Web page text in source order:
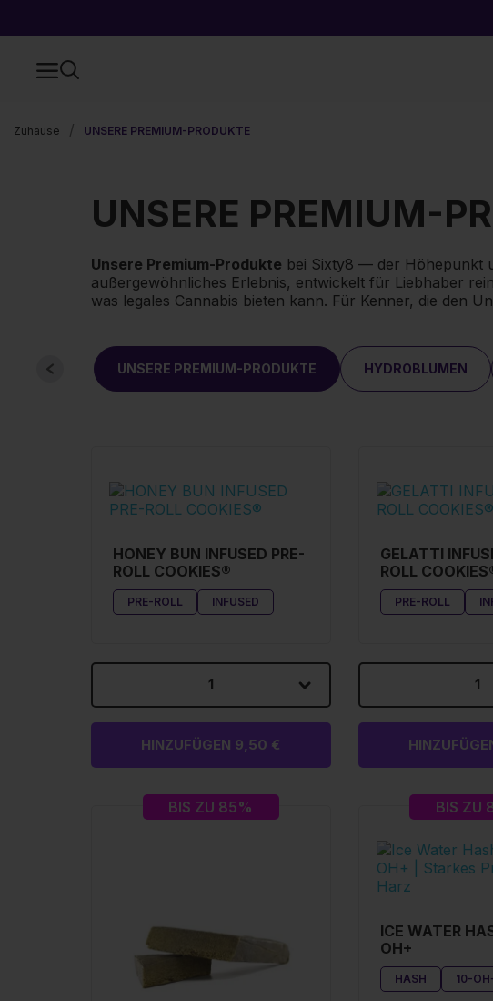
Zuhause UNSERE PREMIUM-PRODUKTE
UNSERE PREMIUM-
Unsere Premium-Produkte bei Sixty8 — der Höhepunkt
außergewöhnliches Erlebnis, entwickelt für Liebhaber
was legales Cannabis bieten kann. Für Kenner, die den
UNSERE PREMIUM-PRODUKTE HYDROBLUMEN
HONEY BUN INFUSED PRE-
ROLL COOKIES®
PRE-ROLL INFUSED
1
HINZUFÜGEN 9,50 €
GELATTI
ROLL
PRE-ROLL
1
BIS ZU 85% BIS ZU
ICE WATER
OH+
HASH 10-